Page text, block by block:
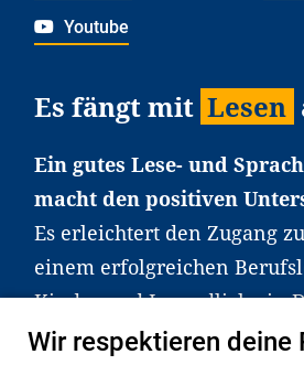
Youtube
Es fängt mit Lesen
Ein gutes Lese- und
macht den positiven
Es erleichtert den Zugang
einem erfolgreichen
Kinder und Jugendliche in
haben aber große
Wir respektieren deine